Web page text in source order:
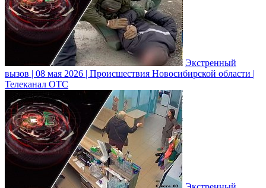
Экстренный
вызов | 08 мая 2026 | Происшествия Новосибирской области |
Телеканал ОТС